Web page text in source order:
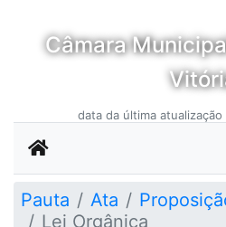
Câmara
data da última
Pauta Ata
Lei Orgânica